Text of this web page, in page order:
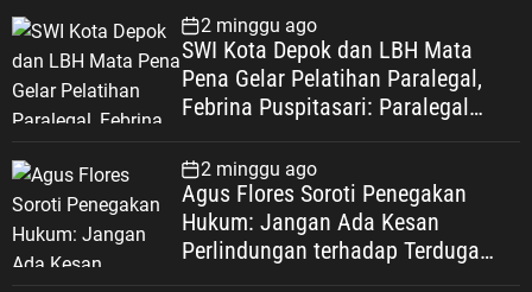
2 minggu ago
SWI Kota Depok dan LBH Mata
Pena Gelar Pelatihan Paralegal,
Febrina Puspitasari: Paralegal
Keadilan Warga Depok
2 minggu ago
Agus Flores Soroti Penegakan
Hukum: Jangan Ada Kesan
Perlindungan terhadap Terduga